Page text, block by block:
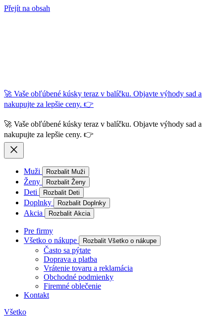
Přejít na obsah
🚀 Vaše obľúbené kúsky teraz v balíčku. Objavte výhody sad a
nakupujte za lepšie ceny. 👉
🚀 Vaše obľúbené kúsky teraz v balíčku. Objavte výhody sad a
nakupujte za lepšie ceny. 👉
Muži Rozbalit Muži
Ženy Rozbalit Ženy
Deti Rozbalit Deti
Doplnky Rozbalit Doplnky
Akcia Rozbalit Akcia
Pre firmy
Všetko o nákupe
Rozbalit Všetko o nákupe
Často sa pýtate
Doprava a platba
Vrátenie tovaru a reklamácia
Obchodné podmienky
Firemné oblečenie
Kontakt
Všetko